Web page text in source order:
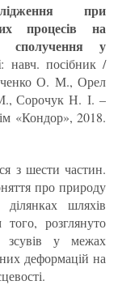
при
процесів на
сполучення у
: навч. посібник /
О. М., Орел
Сорочук Н. І. –
«Кондор», 2018.
з шести частин.
про природу
шляхів
того, розглянуто
зсувів у межах
деформацій на